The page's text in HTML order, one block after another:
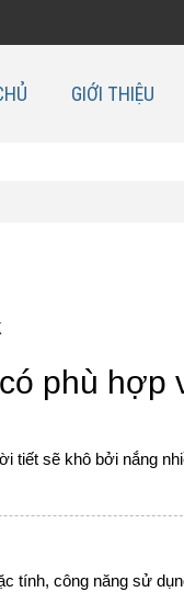
GIỚI THIỆU
phù hợp
tiết sẽ khô bởi nắng
tính, công năng sử